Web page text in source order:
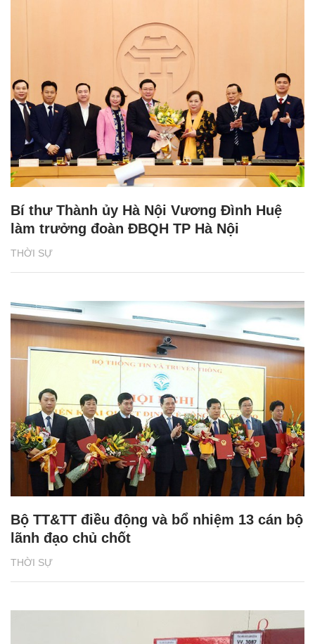
THỜI SỰ
Bí thư Thành ủy Hà Nội Vương Đình Huệ
làm trưởng đoàn ĐBQH TP Hà Nội
THỜI SỰ
Bộ TT&TT điều động và bổ nhiệm 13 cán bộ
lãnh đạo chủ chốt